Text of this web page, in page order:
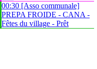
00:30 [Asso communale]
PREPA FROIDE - CANA -
Fêtes du village - Prêt